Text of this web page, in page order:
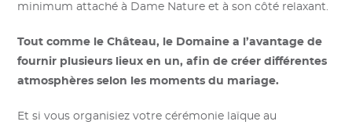
minimum attaché à Dame Nature et à son côté relaxant.
Tout comme le Château, le Domaine a l’avantage de
fournir plusieurs lieux en un, afin de créer différentes
atmosphères selon les moments du mariage.
Et si vous organisiez votre cérémonie laïque au